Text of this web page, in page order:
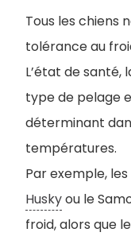
Tous les chiens
tolérance au
L’état de santé,
type de pelage
déterminant
températures.
Par exemple,
Huskyou le
froid, alors que